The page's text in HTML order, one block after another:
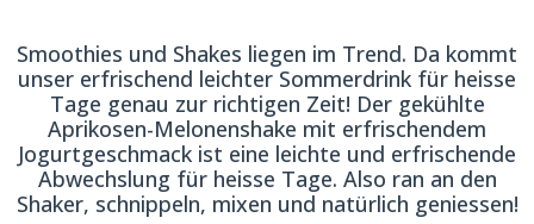
Smoothies und Shakes liegen im Trend. Da kommt
unser erfrischend leichter Sommerdrink für heisse
Tage genau zur richtigen Zeit! Der gekühlte
Aprikosen-Melonenshake mit erfrischendem
Jogurtgeschmack ist eine leichte und erfrischende
Abwechslung für heisse Tage. Also ran an den
Shaker, schnippeln, mixen und natürlich geniessen!